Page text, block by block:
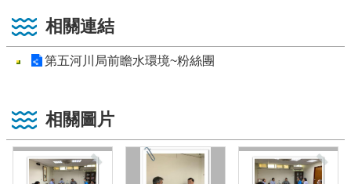
相關連結
第五河川局前瞻水環境~粉絲團
相關圖片